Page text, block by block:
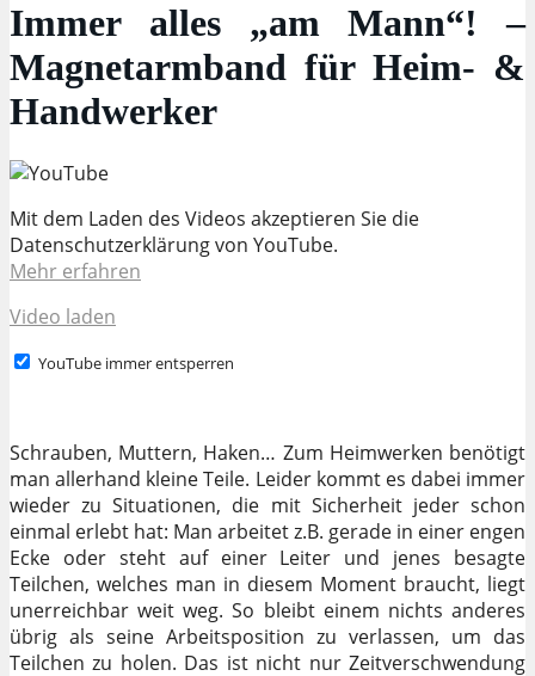
Immer alles „am Mann“! –
Magnetarmband für Heim- &
Handwerker
Mit dem Laden des Videos akzeptieren Sie die
Datenschutzerklärung von YouTube.
Mehr erfahren
Video laden
YouTube immer entsperren
Schrauben, Muttern, Haken… Zum Heimwerken benötigt
man allerhand kleine Teile. Leider kommt es dabei immer
wieder zu Situationen, die mit Sicherheit jeder schon
einmal erlebt hat: Man arbeitet z.B. gerade in einer engen
Ecke oder steht auf einer Leiter und jenes besagte
Teilchen, welches man in diesem Moment braucht, liegt
unerreichbar weit weg. So bleibt einem nichts anderes
übrig als seine Arbeitsposition zu verlassen, um das
Teilchen zu holen. Das ist nicht nur Zeitverschwendung